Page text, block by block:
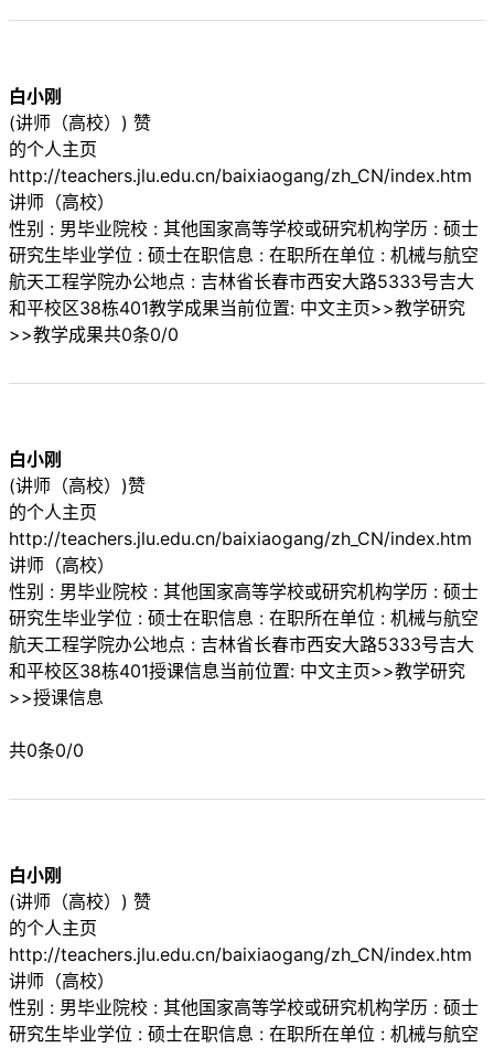
白小刚
(讲师（高校）) 赞
的个人主页
http://teachers.jlu.edu.cn/baixiaogang/zh_CN/index.htm
讲师（高校）
性别 : 男毕业院校 : 其他国家高等学校或研究机构学历 : 硕士
研究生毕业学位 : 硕士在职信息 : 在职所在单位 : 机械与航空
航天工程学院办公地点 : 吉林省长春市西安大路5333号吉大
和平校区38栋401教学成果当前位置: 中文主页>>教学研究
>>教学成果共0条0/0
白小刚
(讲师（高校）)赞
的个人主页
http://teachers.jlu.edu.cn/baixiaogang/zh_CN/index.htm
讲师（高校）
性别 : 男毕业院校 : 其他国家高等学校或研究机构学历 : 硕士
研究生毕业学位 : 硕士在职信息 : 在职所在单位 : 机械与航空
航天工程学院办公地点 : 吉林省长春市西安大路5333号吉大
和平校区38栋401授课信息当前位置: 中文主页>>教学研究
>>授课信息
共0条0/0
白小刚
(讲师（高校）) 赞
的个人主页
http://teachers.jlu.edu.cn/baixiaogang/zh_CN/index.htm
讲师（高校）
性别 : 男毕业院校 : 其他国家高等学校或研究机构学历 : 硕士
研究生毕业学位 : 硕士在职信息 : 在职所在单位 : 机械与航空